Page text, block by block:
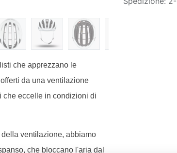
che apprezzano le
da una ventilazione
che eccelle in condizioni di
ventilazione, abbiamo
che bloccano l'aria dal